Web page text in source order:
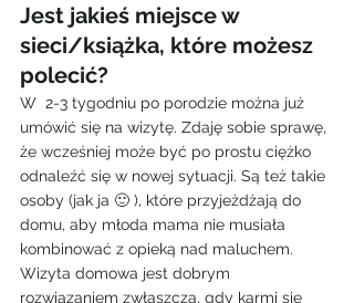
Jest jakieś miejsce w
sieci/książka, które możesz
polecić?
W  2-3 tygodniu po porodzie można już
umówić się na wizytę. Zdaję sobie sprawę,
że wcześniej może być po prostu ciężko
odnaleźć się w nowej sytuacji. Są też takie
osoby (jak ja 🙂 ), które przyjeżdżają do
domu, aby młoda mama nie musiała
kombinować z opieką nad maluchem.
Wizyta domowa jest dobrym
rozwiązaniem zwłaszcza, gdy karmi się